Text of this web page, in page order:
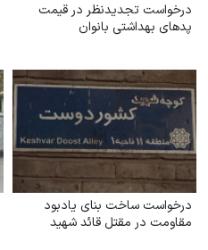
درخواست تجدیدنظر در قیمت
پدهای بهداشتی بانوان
درخواست ساخت بنای یادبود
مقاومت در مقتل قائد شهید